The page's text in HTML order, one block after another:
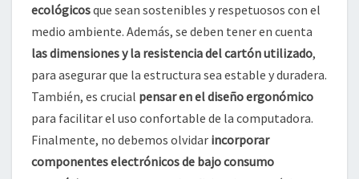
ecológicosque sean sostenibles y respetuosos con el
medio ambiente. Además, se deben tener en cuenta
las dimensiones y la resistencia del cartón utilizado,
para asegurar que la estructura sea estable y duradera.
También, es crucial pensar en el diseño ergonómico
para facilitar el uso confortable de la computadora.
Finalmente, no debemos olvidar incorporar
componentes electrónicos de bajo consumo